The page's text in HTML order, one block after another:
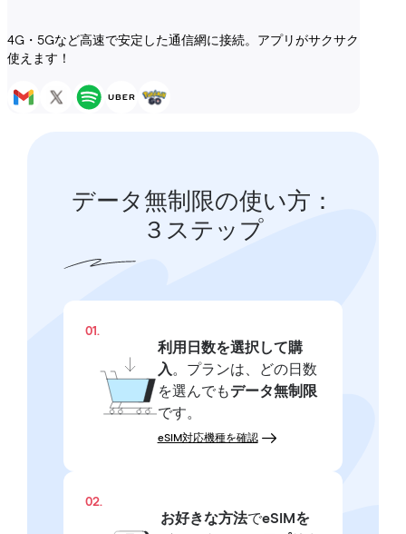
4G・5Gなど高速で安定した通信網に接続。アプリがサクサク
使えます！
データ無制限の使い方：
３ステップ
01.
利用日数を選択して購
入 。プランは、どの日数
を選んでもデータ無制限
です。
eSIM対応機種を確認
02.
お好きな方法でeSIMを